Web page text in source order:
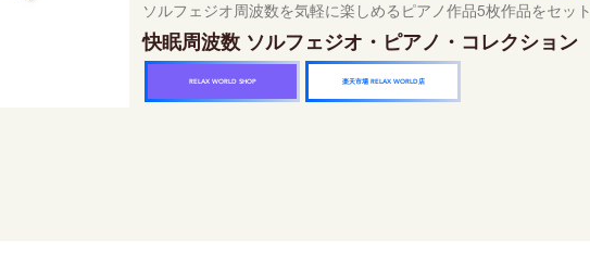
ソルフェジオ周波数を気軽に楽しめるピアノ作品5枚作品をセット
快眠周波数 ソルフェジオ・ピアノ・コレクション
RELAX WORLD SHOP 楽天市場 RELAX WORLD店